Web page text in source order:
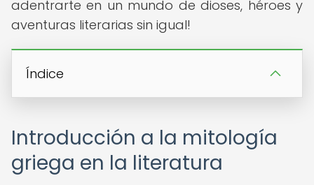
adentrarte en un mundo de dioses, héroes y
aventuras literarias sin igual!
Índice
Introducción a la mitología
griega en la literatura